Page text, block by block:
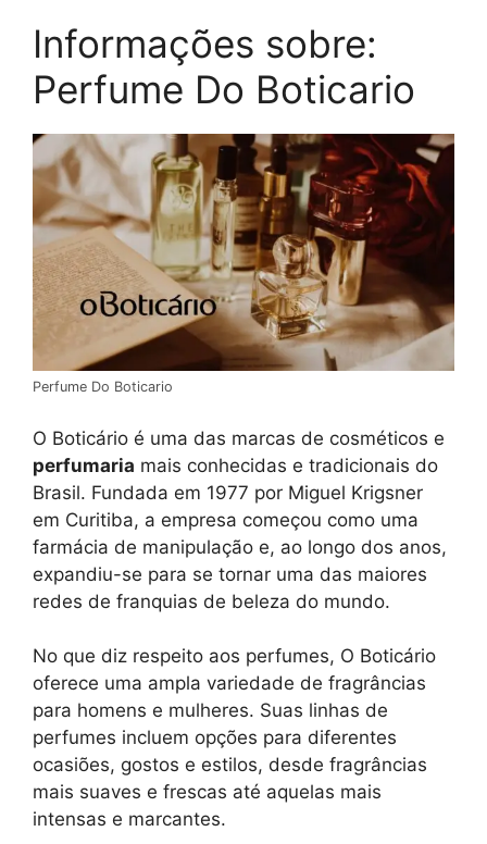
Informações sobre:
Perfume Do Boticario
Perfume Do Boticario
O Boticário é uma das marcas de cosméticos e
perfumaria mais conhecidas e tradicionais do
Brasil. Fundada em 1977 por Miguel Krigsner
em Curitiba, a empresa começou como uma
farmácia de manipulação e, ao longo dos anos,
expandiu-se para se tornar uma das maiores
redes de franquias de beleza do mundo.
No que diz respeito aos perfumes, O Boticário
oferece uma ampla variedade de fragrâncias
para homens e mulheres. Suas linhas de
perfumes incluem opções para diferentes
ocasiões, gostos e estilos, desde fragrâncias
mais suaves e frescas até aquelas mais
intensas e marcantes.